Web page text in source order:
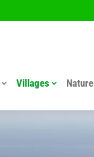
Villages Nature